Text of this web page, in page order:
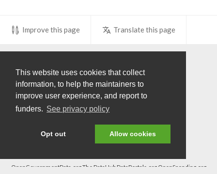
This website uses cookies that collect
information, to help the maintainers to
improve user experience, and report to
funders. See privacy policy
Opt out Allow cookies
Improve this page Translate this page
SUPPORTED BY
Terms of use Privacy policy
OpenGovernmentData.orgThe DataHubDataPortals.org OpenSpending.org